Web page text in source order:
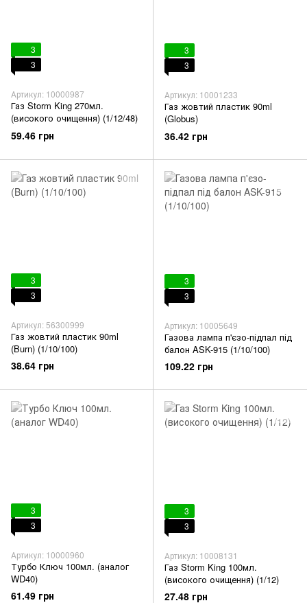
3
3
Артикул: 10000987
Газ Storm King 270мл.
(високого очищення) (1/12/48)
59.46 грн
3
3
Артикул: 10001233
Газ жовтий пластик 90ml
(Globus)
36.42 грн
3
3
Артикул: 56300999
Газ жовтий пластик 90ml
(Burn) (1/10/100)
38.64 грн
3
3
Артикул: 10005649
Газова лампа п'єзо-підпал під
балон ASK-915 (1/10/100)
109.22 грн
3
3
Артикул: 10000960
Турбо Ключ 100мл. (аналог
WD40)
61.49 грн
3
3
Артикул: 10008131
Газ Storm King 100мл.
(високого очищення) (1/12)
27.48 грн